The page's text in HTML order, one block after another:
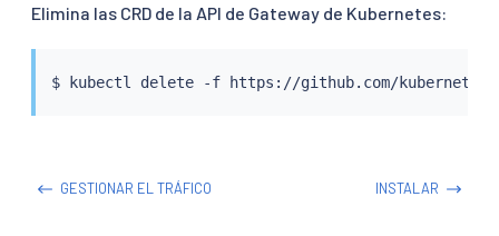
Elimina las CRD de la API de Gateway de Kubernetes:
$ kubectl
GESTIONAR EL TRÁFICO INSTALAR